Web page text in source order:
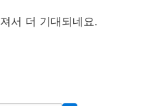
서 더 기대되네요.